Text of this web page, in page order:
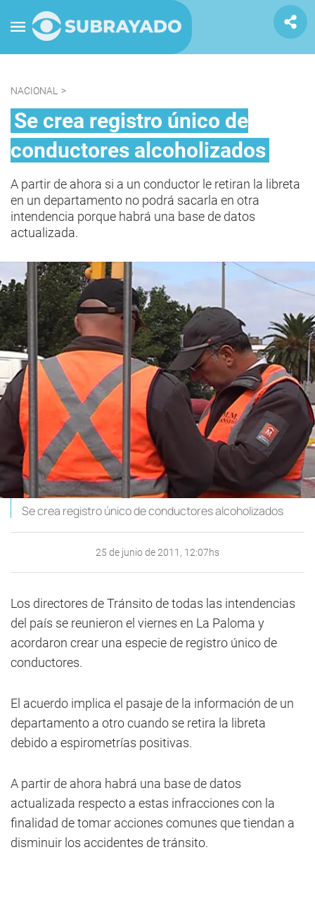
NACIONAL >
Se crea registro único de
conductores alcoholizados
A partir de ahora si a un conductor le retiran la libreta
en un departamento no podrá sacarla en otra
intendencia porque habrá una base de datos
actualizada.
Se crea registro único de conductores alcoholizados
25 de junio de 2011, 12:07hs
Los directores de Tránsito de todas las intendencias
del país se reunieron el viernes en La Paloma y
acordaron crear una especie de registro único de
conductores.
El acuerdo implica el pasaje de la información de un
departamento a otro cuando se retira la libreta
debido a espirometrías positivas.
A partir de ahora habrá una base de datos
actualizada respecto a estas infracciones con la
finalidad de tomar acciones comunes que tiendan a
disminuir los accidentes de tránsito.